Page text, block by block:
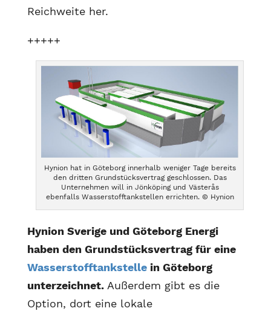
Reichweite her.
+++++
Hynion hat in Göteborg innerhalb weniger Tage bereits
den dritten Grundstücksvertrag geschlossen. Das
Unternehmen will in Jönköping und Västerås
ebenfalls Wasserstofftankstellen errichten. © Hynion
Hynion Sverige und Göteborg Energi
haben den Grundstücksvertrag für eine
Wasserstofftankstellein Göteborg
unterzeichnet.Außerdem gibt es die
Option, dort eine lokale